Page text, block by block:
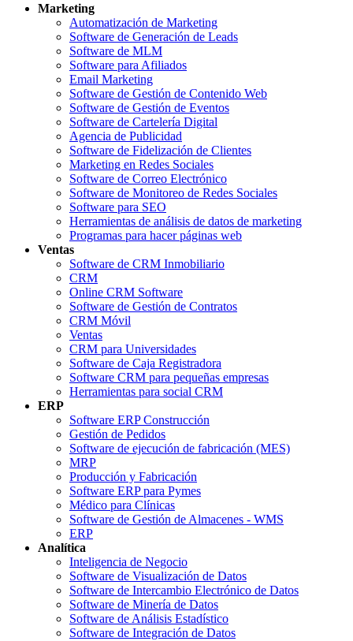
Marketing
Automatización de Marketing
Software de Generación de Leads
Software de MLM
Software para Afiliados
Email Marketing
Software de Gestión de Contenido Web
Software de Gestión de Eventos
Software de Cartelería Digital
Agencia de Publicidad
Software de Fidelización de Clientes
Marketing en Redes Sociales
Software de Correo Electrónico
Software de Monitoreo de Redes Sociales
Software para SEO
Herramientas de análisis de datos de marketing
Programas para hacer páginas web
Ventas
Software de CRM Inmobiliario
CRM
Online CRM Software
Software de Gestión de Contratos
CRM Móvil
Ventas
CRM para Universidades
Software de Caja Registradora
Software CRM para pequeñas empresas
Herramientas para social CRM
ERP
Software ERP Construcción
Gestión de Pedidos
Software de ejecución de fabricación (MES)
MRP
Producción y Fabricación
Software ERP para Pymes
Médico para Clínicas
Software de Gestión de Almacenes - WMS
ERP
Analítica
Inteligencia de Negocio
Software de Visualización de Datos
Software de Intercambio Electrónico de Datos
Software de Minería de Datos
Software de Análisis Estadístico
Software de Integración de Datos